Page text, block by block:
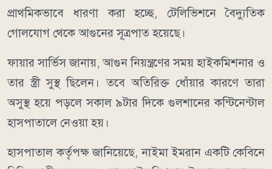
প্রাথমিকভাবে ধারণা করা হচ্ছে, টেলিভিশনে বৈদ্যুতিক
গোলযোগ থেকে আগুনের সূত্রপাত হয়েছে।
ফায়ার সার্ভিস জানায়, আগুন নিয়ন্ত্রণের সময় হাইকমিশনার ও
তার স্ত্রী সুস্থ ছিলেন। তবে অতিরিক্ত ধোঁয়ার কারণে তারা
অসুস্থ হয়ে পড়লে সকাল ৯টার দিকে গুলশানের কন্টিনেন্টাল
হাসপাতালে নেওয়া হয়।
হাসপাতাল কর্তৃপক্ষ জানিয়েছে, নাইমা ইমরান একটি কেবিনে